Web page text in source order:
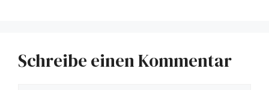
Schreibe einen Kommentar